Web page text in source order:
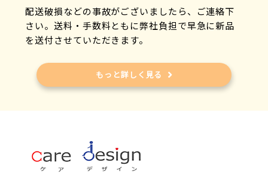
配送破損などの事故がございましたら、ご連絡下
さい。送料・手数料ともに弊社負担で早急に新品
を送付させていただきます。
もっと詳しく見る